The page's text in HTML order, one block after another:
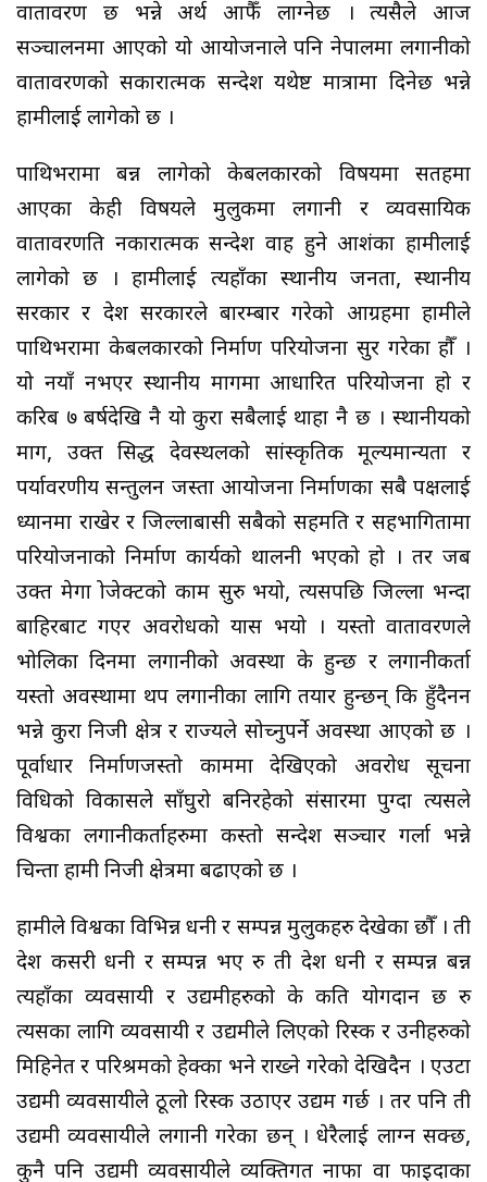
वातावरण छ भन्ने अर्थ आफैँ लाग्नेछ । त्यसैले आज
सञ्चालनमा आएको यो आयोजनाले पनि नेपालमा लगानीको
वातावरणको सकारात्मक सन्देश यथेष्ट मात्रामा दिनेछ भन्ने
हामीलाई लागेको छ ।
पाथिभरामा बन्न लागेको केबलकारको विषयमा सतहमा
आएका केही विषयले मुलुकमा लगानी र व्यवसायिक
वातावरणप्रति नकारात्मक सन्देश प्रवाह हुने आशंका हामीलाई
लागेको छ । हामीलाई त्यहाँका स्थानीय जनता, स्थानीय
सरकार र प्रदेश सरकारले बारम्बार गरेको आग्रहमा हामीले
पाथिभरामा केबलकारको निर्माण परियोजना सुर गरेका हौँ ।
यो नयाँ नभएर स्थानीय मागमा आधारित परियोजना हो र
करिब ७ बर्षदेखि नै यो कुरा सबैलाई थाहा नै छ । स्थानीयको
माग, उक्त प्रसिद्ध देवस्थलको सांस्कृतिक मूल्यमान्यता र
पर्यावरणीय सन्तुलन जस्ता आयोजना निर्माणका सबै पक्षलाई
ध्यानमा राखेर र जिल्लाबासी सबैको सहमति र सहभागितामा
परियोजनाको निर्माण कार्यको थालनी भएको हो । तर जब
उक्त मेगा प्रोजेक्टको काम सुरु भयो, त्यसपछि जिल्ला भन्दा
बाहिरबाट गएर अवरोधको प्रयास भयो । यस्तो वातावरणले
भोलिका दिनमा लगानीको अवस्था के हुन्छ र लगानीकर्ता
यस्तो अवस्थामा थप लगानीका लागि तयार हुन्छन् कि हुँदैनन
भन्ने कुरा निजी क्षेत्र र राज्यले सोच्नुपर्ने अवस्था आएको छ ।
पूर्वाधार निर्माणजस्तो काममा देखिएको अवरोध सूचना
प्रविधिको विकासले साँघुरो बनिरहेको संसारमा पुग्दा त्यसले
विश्वका लगानीकर्ताहरुमा कस्तो सन्देश सञ्चार गर्ला भन्ने
चिन्ता हामी निजी क्षेत्रमा बढाएको छ ।
हामीले विश्वका विभिन्न धनी र सम्पन्न मुलुकहरु देखेका छौँ । ती
देश कसरी धनी र सम्पन्न भए रु ती देश धनी र सम्पन्न बन्न
त्यहाँका व्यवसायी र उद्यमीहरुको के कति योगदान छ रु
त्यसका लागि व्यवसायी र उद्यमीले लिएको रिस्क र उनीहरुको
मिहिनेत र परिश्रमको हेक्का भने राख्ने गरेको देखिदैन । एउटा
उद्यमी व्यवसायीले ठूलो रिस्क उठाएर उद्यम गर्छ । तर पनि ती
उद्यमी व्यवसायीले लगानी गरेका छन् । धेरैलाई लाग्न सक्छ,
कुनै पनि उद्यमी व्यवसायीले व्यक्तिगत नाफा वा फाइदाका